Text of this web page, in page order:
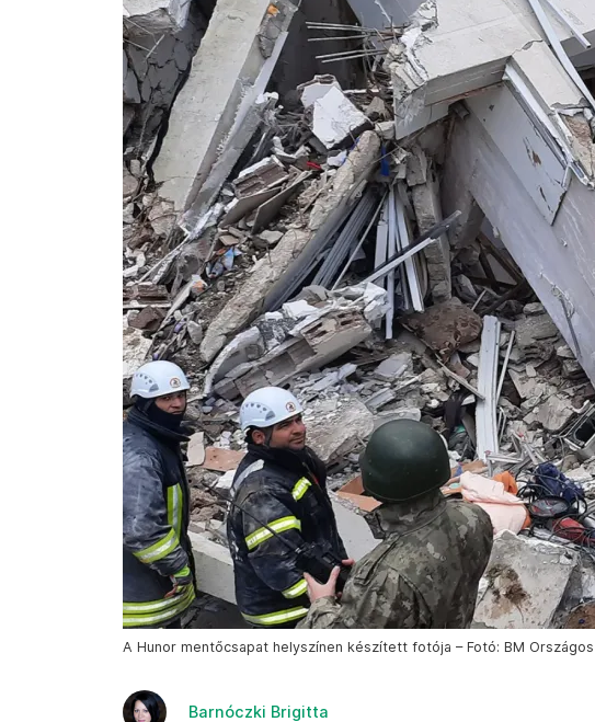
A Hunor mentőcsapat helyszínen készített fotója – Fotó: BM
Barnóczki Brigitta